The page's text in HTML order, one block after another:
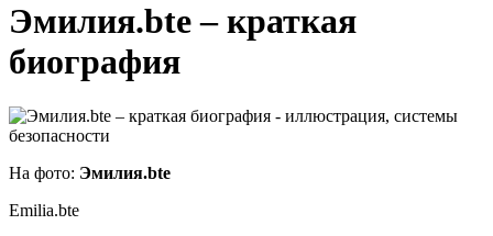
Эмилия.bte – краткая
биография
На фото: Эмилия.bte
Emilia.bte